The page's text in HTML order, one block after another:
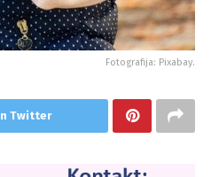
Fotografija: Pixabay.
Twitter